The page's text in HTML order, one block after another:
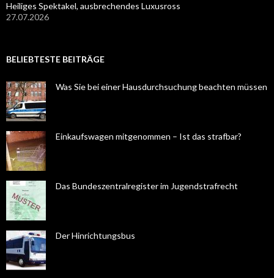
Heiliges Spektakel, ausbrechendes Luxusross
27.07.2026
BELIEBTESTE BEITRÄGE
Was Sie bei einer Hausdurchsuchung beachten müssen
Einkaufswagen mitgenommen – Ist das strafbar?
Das Bundeszentralregister im Jugendstrafrecht
Der Hinrichtungsbus